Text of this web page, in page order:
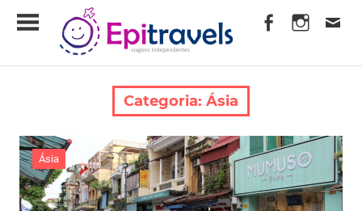
EpiTravels
Viagens
Independentes
Categoria: Ásia
Ásia